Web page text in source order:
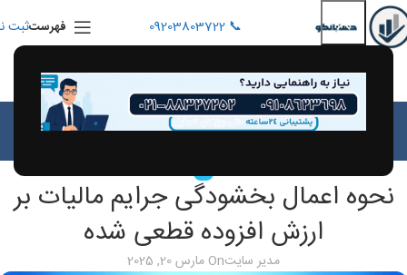
📞 09203803722 فهرستثبت
بلاگ
نحوه اعمال بخشودگی جرایم مالیات بر
ارزش افزوده قطعی شده
مدیر سایتOn مارس 20, 2025